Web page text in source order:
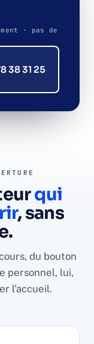
· pas de
38 31 25
qui
, sans
du bouton
personnel, lui,
l'accueil.